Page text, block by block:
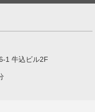
1 牛込ビル2F